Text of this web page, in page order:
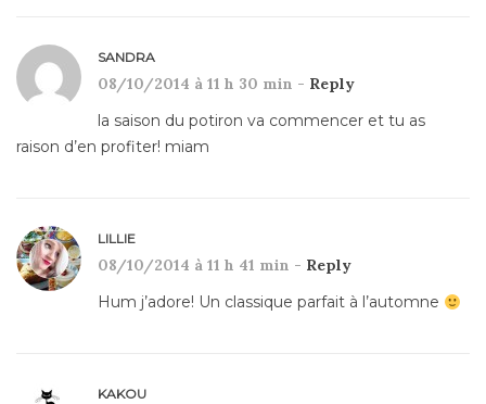
SANDRA
08/10/2014 à 11 h 30 min - Reply
la saison du potiron va commencer et tu as
raison d’en profiter! miam
LILLIE
08/10/2014 à 11 h 41 min - Reply
Hum j’adore! Un classique parfait à l’automne
KAKOU